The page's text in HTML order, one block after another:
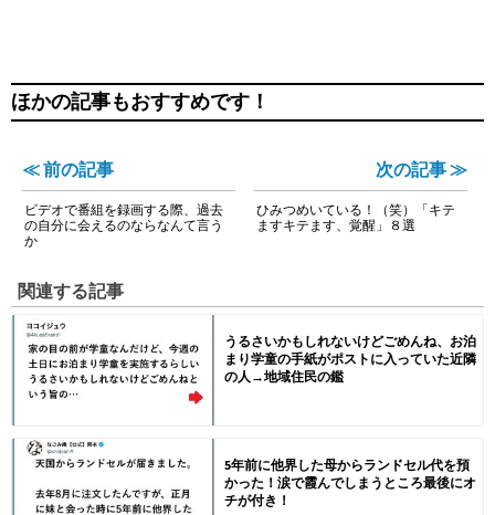
ほかの記事もおすすめです！
≪ 前の記事
ビデオで番組を録画する際、過去
の自分に会えるのならなんて言う
か
次の記事 ≫
ひみつめいている！（笑）「キテ
ますキテます、覚醒」８選
関連する記事
うるさいかもしれないけどごめんね、お泊
まり学童の手紙がポストに入っていた近隣
の人→地域住民の鑑
5年前に他界した母からランドセル代を預
かった！涙で霞んでしまうところ最後にオ
チが付き！